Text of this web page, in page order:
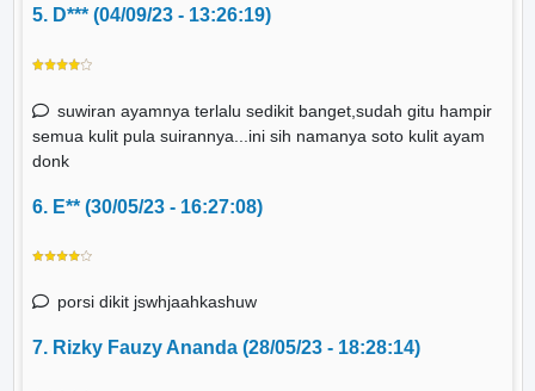
5. D*** (04/09/23 - 13:26:19)
suwiran ayamnya terlalu sedikit banget,sudah gitu hampir
semua kulit pula suirannya...ini sih namanya soto kulit ayam
donk
6. E** (30/05/23 - 16:27:08)
porsi dikit jswhjaahkashuw
7. Rizky Fauzy Ananda (28/05/23 - 18:28:14)